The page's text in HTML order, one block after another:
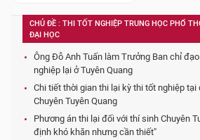
CHỦ ĐỀ : THI TỐT NGHIỆP TRUNG HỌC PHỔ
ĐẠI HỌC
Ông Đỗ Anh Tuấn làm Trưởng Ban chỉ
nghiệp lại ở Tuyên Quang
Chi tiết thời gian thi lại kỳ thi tốt nghiệp
Chuyên Tuyên Quang
Phương án thi lại đối với thí sinh Chuyên
định khó khăn nhưng cần thiết"